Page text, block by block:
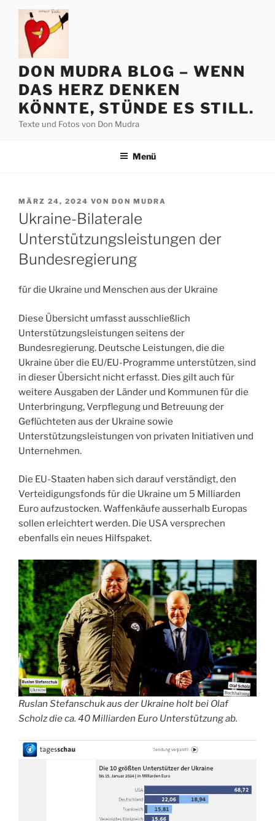
Zum
springen
DON MUDRA BLOG – WENN
DAS HERZ DENKEN
KÖNNTE, STÜNDE ES STILL.
Texte und Fotos von Don Mudra
Menü
VERÖFFENTLICHT
AM
MÄRZ 24, 2024 VON DON MUDRA
Ukraine-Bilaterale
Unterstützungsleistungen der
Bundesregierung
für die Ukraine und Menschen aus der Ukraine
Diese Übersicht umfasst ausschließlich
Unterstützungsleistungen seitens der
Bundesregierung. Deutsche Leistungen, die die
Ukraine über die EU/EU-Programme unterstützen, sind
in dieser Übersicht nicht erfasst. Dies gilt auch für
weitere Ausgaben der Länder und Kommunen für die
Unterbringung, Verpflegung und Betreuung der
Geflüchteten aus der Ukraine sowie
Unterstützungsleistungen von privaten Initiativen und
Unternehmen.
Die EU-Staaten haben sich darauf verständigt, den
Verteidigungsfonds für die Ukraine um 5 Milliarden
Euro aufzustocken. Waffenkäufe ausserhalb Europas
sollen erleichtert werden. Die USA versprechen
ebenfalls ein neues Hilfspaket.
Ruslan Stefanschuk aus der Ukraine holt bei Olaf
Scholz die ca. 40 Milliarden Euro Unterstützung ab.